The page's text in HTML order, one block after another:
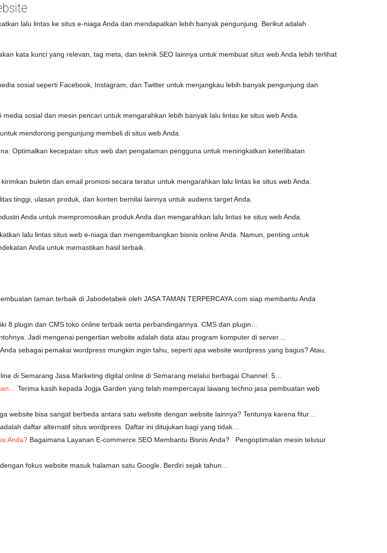
lalu lintas ke situs e-niaga Anda dan mendapatkan lebih banyak pengunjung. Berikut adalah
kata kunci yang relevan, tag meta, dan teknik SEO lainnya untuk membuat situs web Anda lebih terlihat
sosial seperti Facebook, Instagram, dan Twitter untuk menjangkau lebih banyak pengunjung dan
sosial dan mesin pencari untuk mengarahkan lebih banyak lalu lintas ke situs web Anda.
mendorong pengunjung membeli di situs web Anda.
Optimalkan kecepatan situs web dan pengalaman pengguna untuk meningkatkan keterlibatan
buletin dan email promosi secara teratur untuk mengarahkan lalu lintas ke situs web Anda.
tinggi, ulasan produk, dan konten bernilai lainnya untuk audiens target Anda.
Anda untuk mempromosikan produk Anda dan mengarahkan lalu lintas ke situs web Anda.
lalu lintas situs web e-niaga dan mengembangkan bisnis online Anda. Namun, penting untuk
Anda untuk memastikan hasil terbaik.
taman terbaik di Jabodetabek oleh JASA TAMAN TERPERCAYA.com siap membantu Anda
8 plugin dan CMS toko online terbaik serta perbandingannya. CMS dan plugin…
Jadi mengenai pengertian website adalah data atau program komputer di server…
Anda sebagai pemakai wordpress mungkin ingin tahu, seperti apa website wordpress yang bagus? Atau,
di Semarang Jasa Marketing digital online di Semarang melalui berbagai Channel: 5…
Terima kasih kepada Jogja Garden yang telah mempercayai lawang techno jasa pembuatan web
website bisa sangat berbeda antara satu website dengan website lainnya? Tentunya karena fitur…
daftar alternatif situs wordpress. Daftar ini ditujukan bagi yang tidak…
Anda? Bagaimana Layanan E-commerce SEO Membantu Bisnis Anda? Pengoptimalan mesin telusur
fokus website masuk halaman satu Google. Berdiri sejak tahun…